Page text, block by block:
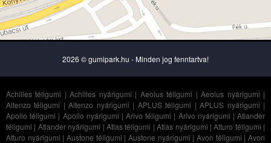
2026 © gumipark.hu - Minden jog fenntartva!
Achilles téligumi |Achilles nyárigumi | Aeolus téligumi |Aeolus nyárigumi |
Altenzo téligumi |Altenzo nyárigumi | APLUS téligumi |APLUS nyárigumi |
Apollo téligumi | Apollo nyárigumi |Arivo téligumi | Arivo nyárigumi |Atlander
téligumi | Atlander nyárigumi | Atlas téligumi |Atlas nyárigumi |Atturo téligumi |
Atturo nyárigumi |Austone téligumi |Austone nyárigumi |Avon téligumi |Avon